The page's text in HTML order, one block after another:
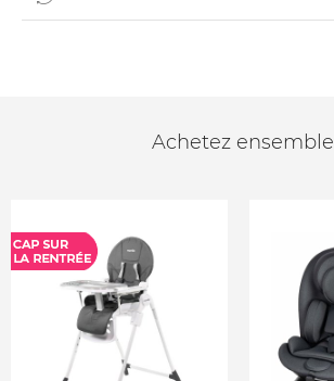
Achetez ensemble